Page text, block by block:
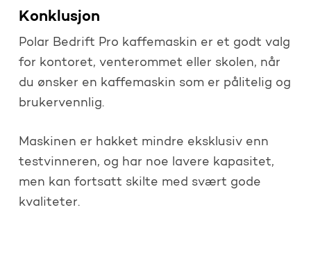
Konklusjon
Polar Bedrift Pro kaffemaskin er et godt valg
for kontoret, venterommet eller skolen, når
du ønsker en kaffemaskin som er pålitelig og
brukervennlig.
Maskinen er hakket mindre eksklusiv enn
testvinneren, og har noe lavere kapasitet,
men kan fortsatt skilte med svært gode
kvaliteter.